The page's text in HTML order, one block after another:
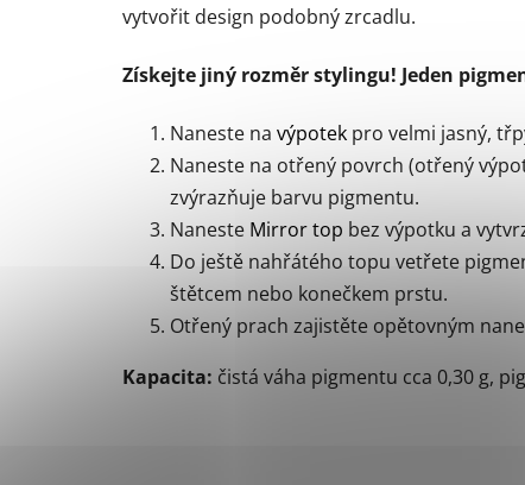
vytvořit design podobný zrcadlu.
Získejte jiný rozměr stylingu! Jeden
Naneste na výpotek pro velmi jasný,
Naneste na otřený povrch (otřený
zvýrazňuje barvu pigmentu.
Naneste Mirror top bez výpotku a
Do ještě nahřátého topu vetřete
štětcem nebo konečkem prstu.
Otřený prach zajistěte opětovným
Kapacita: čistá váha pigmentu cca 0,30 g,